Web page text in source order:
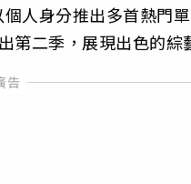
人身分推出多首熱門
第二季，展現出色的綜